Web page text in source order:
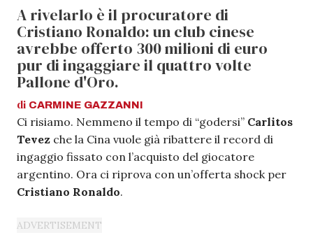
A rivelarlo è il procuratore di
Cristiano Ronaldo: un club cinese
avrebbe offerto 300 milioni di euro
pur di ingaggiare il quattro volte
Pallone d'Oro.
di CARMINE GAZZANNI
Ci risiamo. Nemmeno il tempo di “godersi” Carlitos
Tevez che la Cina vuole già ribattere il record di
ingaggio fissato con l’acquisto del giocatore
argentino. Ora ci riprova con un’offerta shock per
Cristiano Ronaldo.